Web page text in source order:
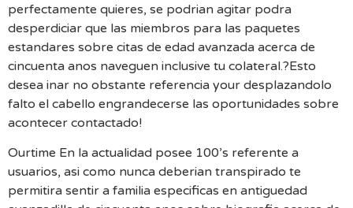
perfectamente quieres, se podrian agitar podra
desperdiciar que las miembros para las paquetes
estandares sobre citas de edad avanzada acerca de
cincuenta anos naveguen inclusive tu colateral.?Esto
desea inar no obstante referencia your desplazandolo
falto el cabello engrandecerse las oportunidades sobre
acontecer contactado!
Ourtime En la actualidad posee 100’s referente a
usuarios, asi como nunca deberian transpirado te
permitira sentir a familia especificas en antiguedad